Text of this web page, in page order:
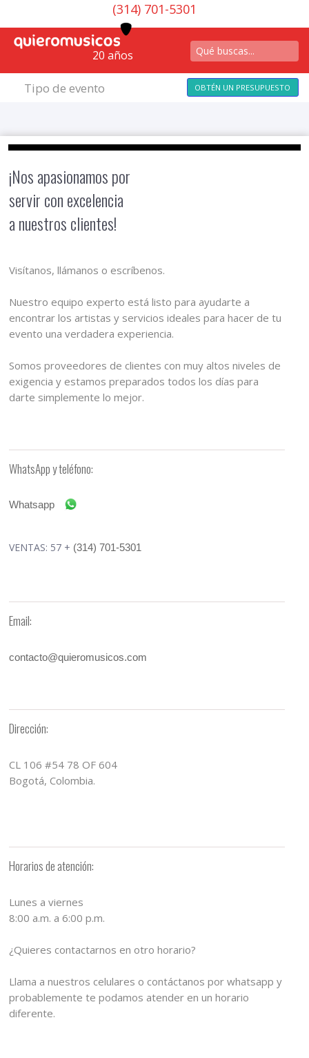
(314) 701-5301
20 años
Tipo de evento OBTÉN UN PRESUPUESTO
¡Nos apasionamos por
servir con excelencia
a nuestros clientes!
Visítanos, llámanos o escríbenos.
Nuestro equipo experto está listo para ayudarte a
encontrar los artistas y servicios ideales para hacer de tu
evento una verdadera experiencia.
Somos proveedores de clientes con muy altos niveles de
exigencia y estamos preparados todos los días para
darte simplemente lo mejor.
WhatsApp y teléfono:
Whatsapp
VENTAS: 57 + (314) 701-5301
Email:
contacto@quieromusicos.com
Dirección:
CL 106 #54 78 OF 604
Bogotá, Colombia.
Horarios de atención:
Lunes a viernes
8:00 a.m. a 6:00 p.m.
¿Quieres contactarnos en otro horario?
Llama a nuestros celulares o contáctanos por whatsapp y
probablemente te podamos atender en un horario
diferente.